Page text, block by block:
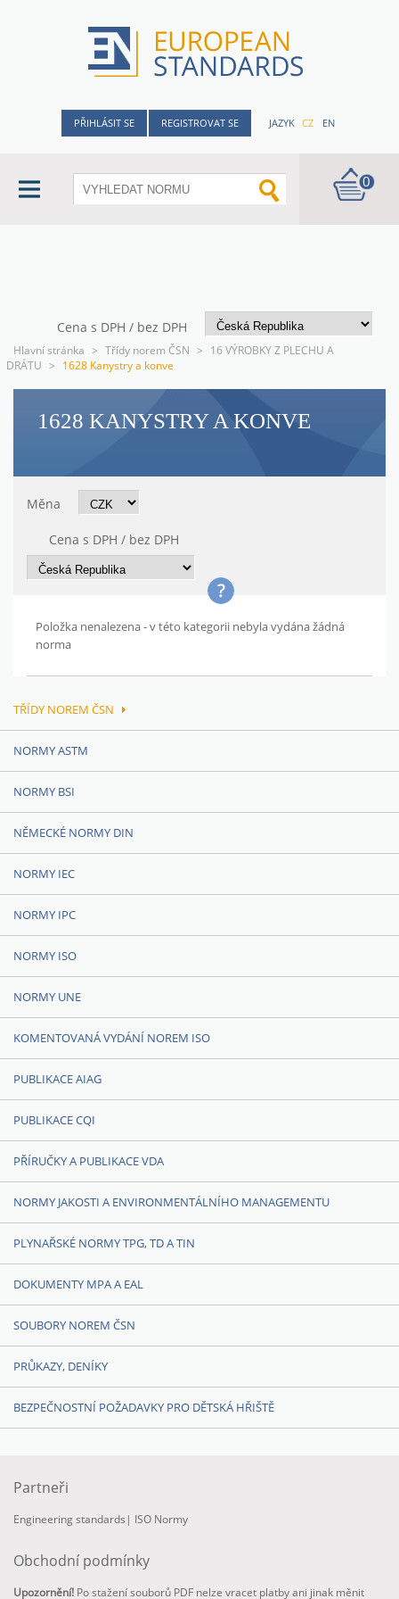
PŘIHLÁSIT SE REGISTROVAT SE JAZYK CZ EN
0
Cena s DPH / bez DPH
Hlavní stránka > Třídy norem ČSN > 16 VÝROBKY Z PLECHU A
DRÁTU > 1628 Kanystry a konve
1628 KANYSTRY A KONVE
Měna
Cena s DPH / bez DPH
Položka nenalezena - v této kategorii nebyla vydána žádná
norma
TŘÍDY NOREM ČSN
NORMY ASTM
NORMY BSI
NĚMECKÉ NORMY DIN
NORMY IEC
NORMY IPC
NORMY ISO
NORMY UNE
KOMENTOVANÁ VYDÁNÍ NOREM ISO
PUBLIKACE AIAG
PUBLIKACE CQI
PŘÍRUČKY A PUBLIKACE VDA
NORMY JAKOSTI A ENVIRONMENTÁLNÍHO MANAGEMENTU
PLYNAŘSKÉ NORMY TPG, TD A TIN
DOKUMENTY MPA A EAL
SOUBORY NOREM ČSN
PRŮKAZY, DENÍKY
BEZPEČNOSTNÍ POŽADAVKY PRO DĚTSKÁ HŘIŠTĚ
Partneři
Engineering standards | ISO Normy
Obchodní podmínky
Upozornění! Po stažení souborů PDF nelze vracet platby ani jinak měnit